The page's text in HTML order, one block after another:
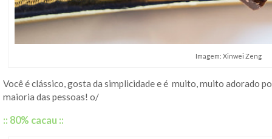
Imagem: Xinwei Zeng
Você é clássico, gosta da simplicidade e é muito, muito adorado
maioria das pessoas! o/
:: 80% cacau ::